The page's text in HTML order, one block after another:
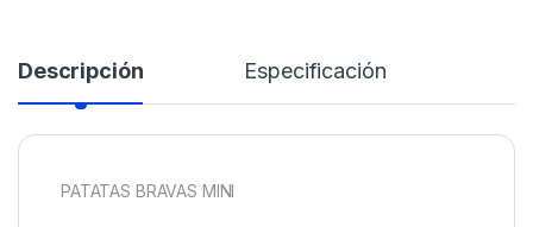
Descripción Especificación
PATATAS BRAVAS MINI